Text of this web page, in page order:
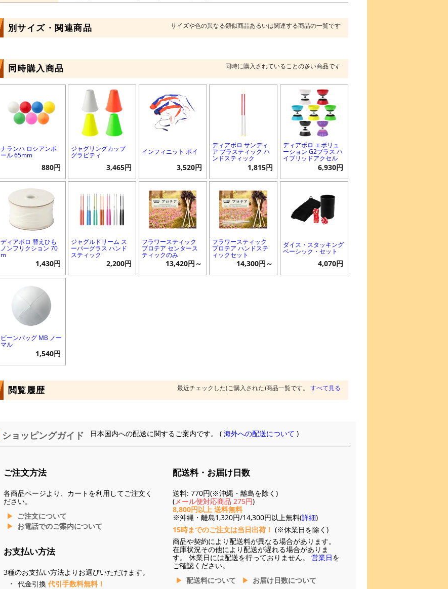
別サイズ・関連商品 サイズや色の異なる類似商品あるいは関連する商品の一覧です
同時購入商品 同時に購入されていることの多い商品です
ナランハ ロシアンボ
ール 65mm
880円
ジャグリングカップ
グラビティ
3,465円
インフィニット ポイ
3,520円
ディアボロ サンディ
ア プラスティック ハ
ンドスティック
1,815円
ディアボロ エボリュ
ーション G2プラス ハ
イブリッドアクセル
6,930円
ディアボロ 替えひも
ノンフリクション 70
m
1,430円
ジャグルドリーム ス
ーパーグラス ハンド
スティック
2,200円
フラワースティック
プロテア センタース
ティックのみ
13,420円～
フラワースティック
プロテア ハンドステ
ィックセット
14,300円～
ダイス・スタッキング
ベーシック・セット
4,070円
ビーンバッグ MB ノー
マル
1,540円
閲覧履歴 最近チェックした(ご購入された)商品一覧です。 すべて見る
ショッピングガイド 日本国内への配送に関するご案内です。 (海外への配送について )
ご注文方法
各商品ページより、カートを利用してご注文く
ださい。
ご注文について
お電話でのご案内について
お支払い方法
3種のお支払い方法よりお選びいただけます。
代金引換 代引手数料無料！
配送料・お届け日数
送料: 770円(※沖縄・離島を除く)
(メール便対応商品 275円)
8,800円以上 送料無料
※沖縄・離島1,320円/14,300円以上無料(詳細)
15時までのご注文は当日出荷！ (※休業日を除く)
商品や契約により配送料が異なる場合があります。
在庫状況その他により配送が遅れる場合がありま
す。 休業日には配送を行っておりません。 営業日を
ご確認ください。
配送料について
お届け日数について